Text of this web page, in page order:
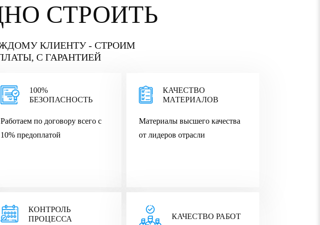
СТРОИТЬ
КЛИЕНТУ - СТРОИМ
С ГАРАНТИЕЙ
100%
БЕЗОПАСНОСТЬ
Работаем по договору всего с
10% предоплатой
КАЧЕСТВО
МАТЕРИАЛОВ
Материалы высшего качества
от лидеров отрасли
КОНТРОЛЬ
ПРОЦЕССА
КАЧЕСТВО РАБОТ